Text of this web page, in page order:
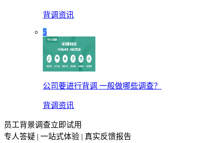
背调资讯
5
公司要进行背调 一般做哪些调查？
背调资讯
员工背景调查立即试用
专人答疑 | 一站式体验 | 真实反馈报告